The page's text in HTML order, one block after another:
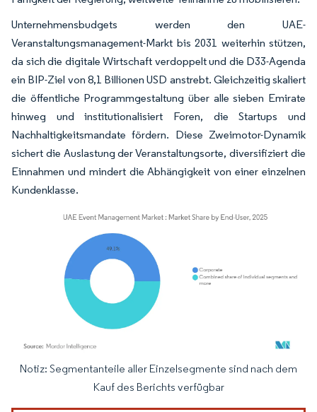
Unternehmensbudgets werden den UAE-
Veranstaltungsmanagement-Markt bis 2031 weiterhin stützen,
da sich die digitale Wirtschaft verdoppelt und die D33-Agenda
ein BIP-Ziel von 8,1 Billionen USD anstrebt. Gleichzeitig skaliert
die öffentliche Programmgestaltung über alle sieben Emirate
hinweg und institutionalisiert Foren, die Startups und
Nachhaltigkeitsmandate fördern. Diese Zweimotor-Dynamik
sichert die Auslastung der Veranstaltungsorte, diversifiziert die
Einnahmen und mindert die Abhängigkeit von einer einzelnen
Kundenklasse.
Bild © Mordor Intelligence. Wiederverwendung erfordert Namensnennung
Notiz: Segmentanteile aller Einzelsegmente sind nach dem
Kauf des Berichts verfügbar